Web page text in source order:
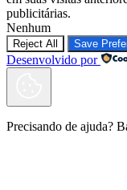
publicitárias.
Nenhum
Reject All Save
Desenvolvido por
Precisando de ajuda?